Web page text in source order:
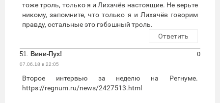
тоже троль, только я и Лихачёв настоящие. Не верьте
никому, запомните, что только я и Лихачёв говорим
правду, остальные это гэбэшный троль.
Ответить
51. Вини-Пух!
07.06.18 в 22:05
0
Второе интервью за неделю на Регнуме.
https://regnum.ru/news/2427513.html